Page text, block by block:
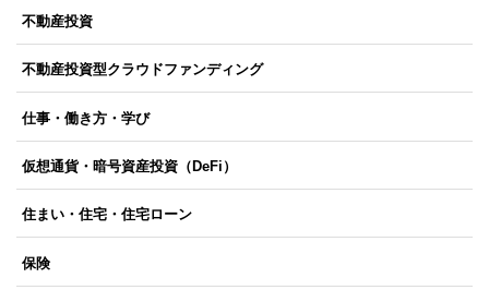
不動産投資
不動産投資型クラウドファンディング
仕事・働き方・学び
仮想通貨・暗号資産投資（DeFi）
住まい・住宅・住宅ローン
保険